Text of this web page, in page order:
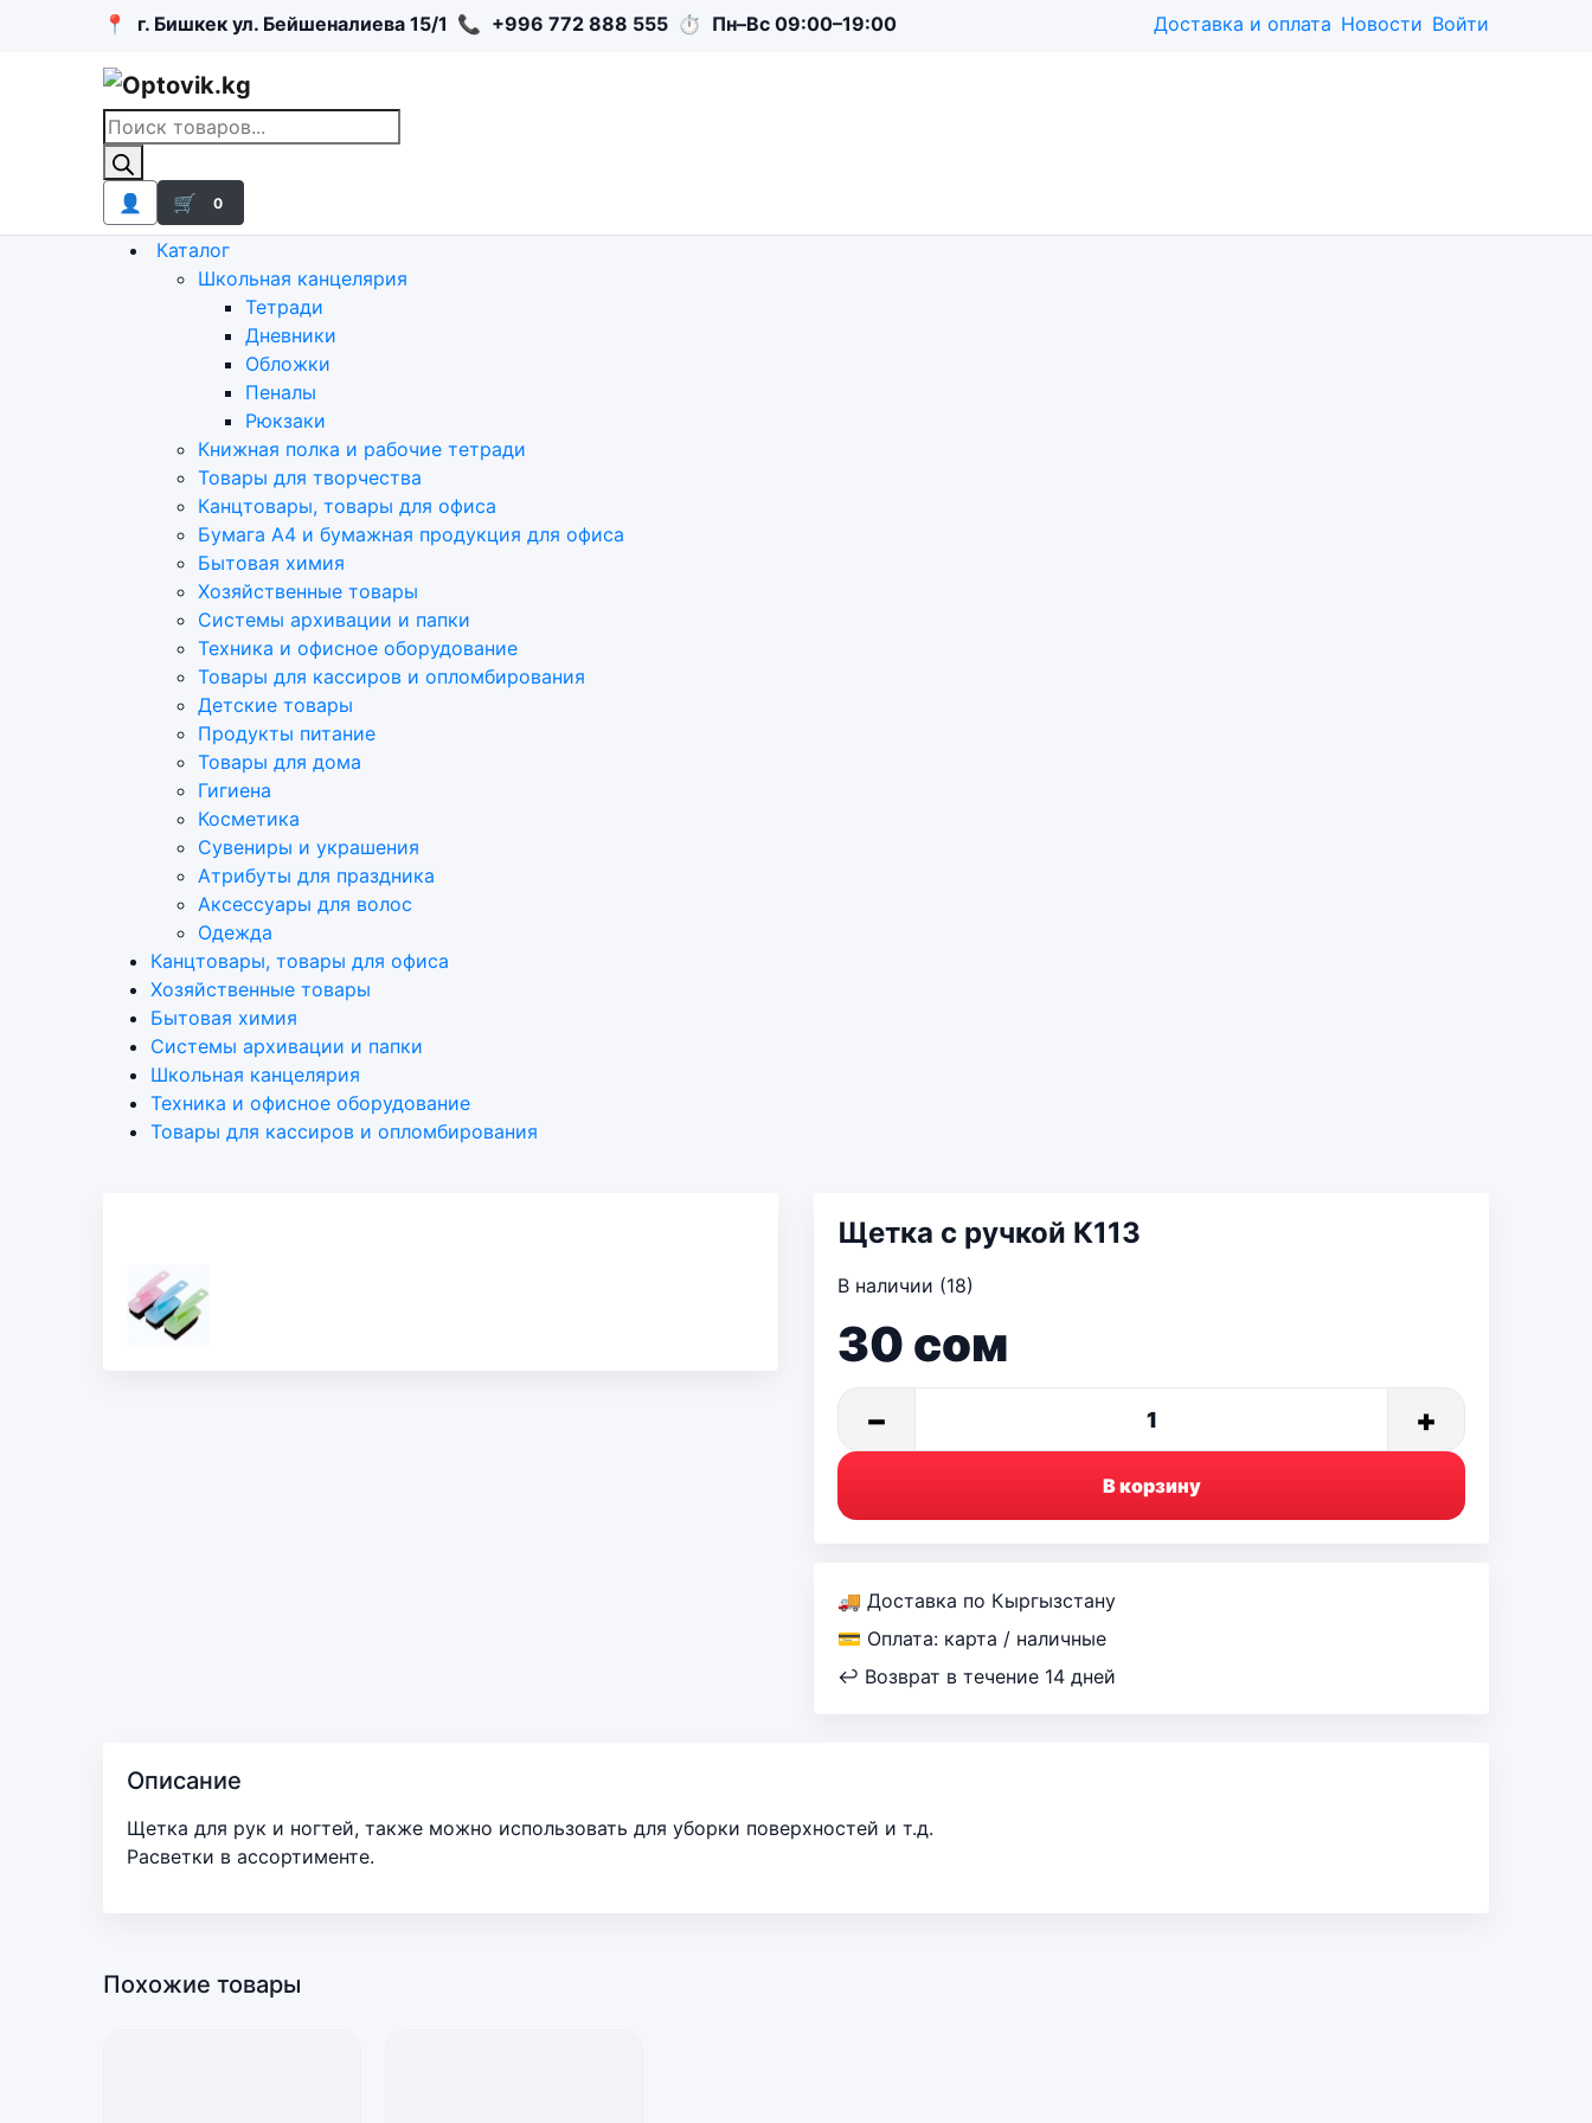
📍 г. Бишкек ул. Бейшеналиева 15/1 📞 +996 772 888 555 ⏱ Пн–Вс 09:00–19:00 Доставка и оплата Новости Войти
Поиск
товаров
👤 🛒 0
Каталог
Школьная канцелярия
Тетради
Дневники
Обложки
Пеналы
Рюкзаки
Книжная полка и рабочие тетради
Товары для творчества
Канцтовары, товары для офиса
Бумага А4 и бумажная продукция для офиса
Бытовая химия
Хозяйственные товары
Системы архивации и папки
Техника и офисное оборудование
Товары для кассиров и опломбирования
Детские товары
Продукты питание
Товары для дома
Гигиена
Косметика
Сувениры и украшения
Атрибуты для праздника
Аксеcсуары для волос
Одежда
Канцтовары, товары для офиса
Хозяйственные товары
Бытовая химия
Системы архивации и папки
Школьная канцелярия
Техника и офисное оборудование
Товары для кассиров и опломбирования
Щетка с ручкой К113
В наличии (18)
30 сом
− 1 +
В корзину
🚚 Доставка по Кыргызстану
💳 Оплата: карта / наличные
↩ Возврат в течение 14 дней
Описание
Щетка для рук и ногтей, также можно использовать для уборки поверхностей и т.д.
Расветки в ассортименте.
Похожие товары